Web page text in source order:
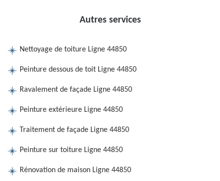
Autres services
Nettoyage de toiture Ligne 44850
Peinture dessous de toit Ligne 44850
Ravalement de façade Ligne 44850
Peinture extérieure Ligne 44850
Traitement de façade Ligne 44850
Peinture sur toiture Ligne 44850
Rénovation de maison Ligne 44850